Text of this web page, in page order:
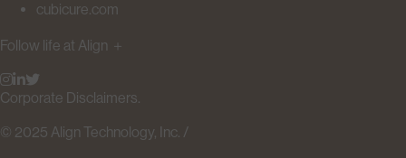
cubicure.com
Follow life at Align ＋
Corporate Disclaimers.
© 2025 Align Technology, Inc. /